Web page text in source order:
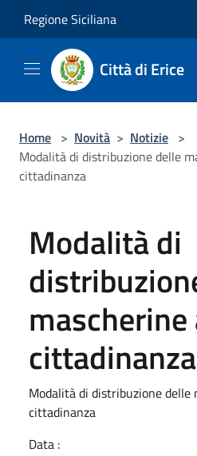
Regione Siciliana
Città di Erice
Home > Novità > Notizie >
Modalità di distribuzione delle
cittadinanza
Modalità di
cittadinanza
Modalità di distribuzione delle
cittadinanza
Data :